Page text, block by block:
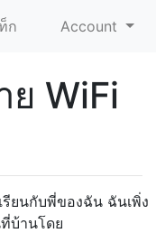
ก Account
ย WiFi
รียนกับพี่ของฉัน ฉันเพิ่ง
บ้านโดย